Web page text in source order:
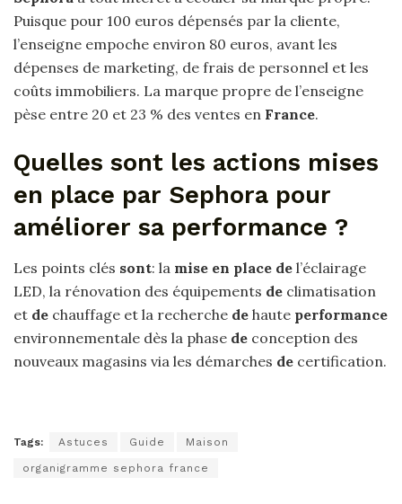
Puisque pour 100 euros dépensés par la cliente,
l’enseigne empoche environ 80 euros, avant les
dépenses de marketing, de frais de personnel et les
coûts immobiliers. La marque propre de l’enseigne
pèse entre 20 et 23 % des ventes en France.
Quelles sont les actions mises
en place par Sephora pour
améliorer sa performance ?
Les points clés sont: la mise en place de l’éclairage
LED, la rénovation des équipements de climatisation
et de chauffage et la recherche de haute performance
environnementale dès la phase de conception des
nouveaux magasins via les démarches de certification.
Tags: Astuces Guide Maison
organigramme sephora france